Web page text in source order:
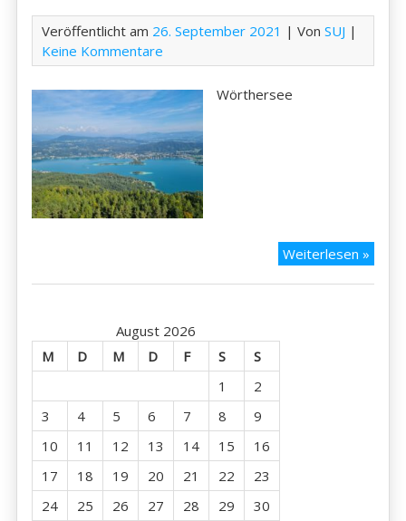
Veröffentlicht am 26. September 2021 | VonSUJ |
Keine Kommentare
Wörthersee
Weiterlesen »
August 2026
M
D M D F S
S
1
2
3
4 5 6 7 8
9
10
11 12 13 14 15
16
17
18 19 20 21 22
23
24
25 26 27 28 29
30